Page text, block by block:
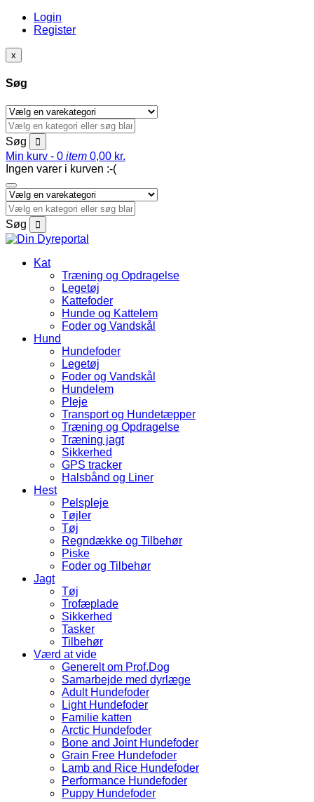
Login
Register
x
Søg
Søg
Min kurv - 0 item 0,00 kr.
Ingen varer i kurven :-(
Søg
Kat
Træning og Opdragelse
Legetøj
Kattefoder
Hunde og Kattelem
Foder og Vandskål
Hund
Hundefoder
Legetøj
Foder og Vandskål
Hundelem
Pleje
Transport og Hundetæpper
Træning og Opdragelse
Træning jagt
Sikkerhed
GPS tracker
Halsbånd og Liner
Hest
Pelspleje
Tøjler
Tøj
Regndække og Tilbehør
Piske
Foder og Tilbehør
Jagt
Tøj
Trofæplade
Sikkerhed
Tasker
Tilbehør
Værd at vide
Generelt om Prof.Dog
Samarbejde med dyrlæge
Adult Hundefoder
Light Hundefoder
Familie katten
Arctic Hundefoder
Bone and Joint Hundefoder
Grain Free Hundefoder
Lamb and Rice Hundefoder
Performance Hundefoder
Puppy Hundefoder